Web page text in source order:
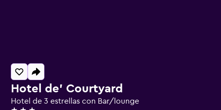
Hotel de' Courtyard
Hotel de 3 estrellas con Bar/lounge